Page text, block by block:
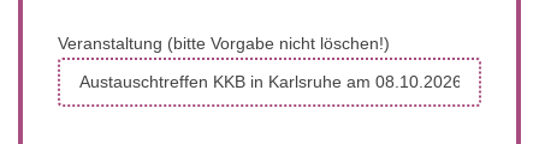
Veranstaltung (bitte Vorgabe nicht löschen!)